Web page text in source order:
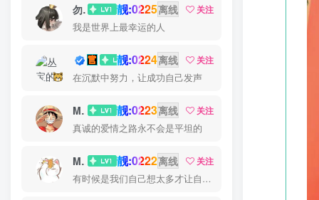
勿听 靓:0225离线
关注
我是世界上最幸运的人
丛宝 靓:0224离线
关注
在沉默中努力，让成功自己发声
MS-康娃 靓:0223离线
关注
真诚的爱情之路永不会是平坦的
Miss 先生 靓:0222离线
关注
有时候是我们自己想太多才让自己如此难受